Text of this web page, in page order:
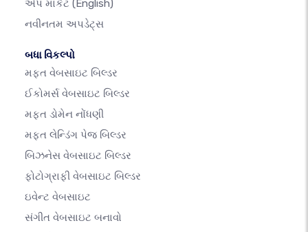
એપ માર્કેટ (English)
નવીનતમ અપડેટ્સ
બધા વિકલ્પો
મફત વેબસાઇટ બિલ્ડર
ઈકોમર્સ વેબસાઇટ બિલ્ડર
મફત ડોમેન નોંધણી
મફત લેન્ડિંગ પેજ બિલ્ડર
બિઝનેસ વેબસાઇટ બિલ્ડર
ફોટોગ્રાફી વેબસાઇટ બિલ્ડર
ઇવેન્ટ વેબસાઇટ
સંગીત વેબસાઇટ બનાવો